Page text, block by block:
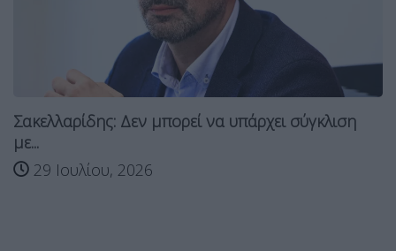
Σακελλαρίδης: Δεν μπορεί να υπάρχει σύγκλιση
με...
29 Ιουλίου, 2026